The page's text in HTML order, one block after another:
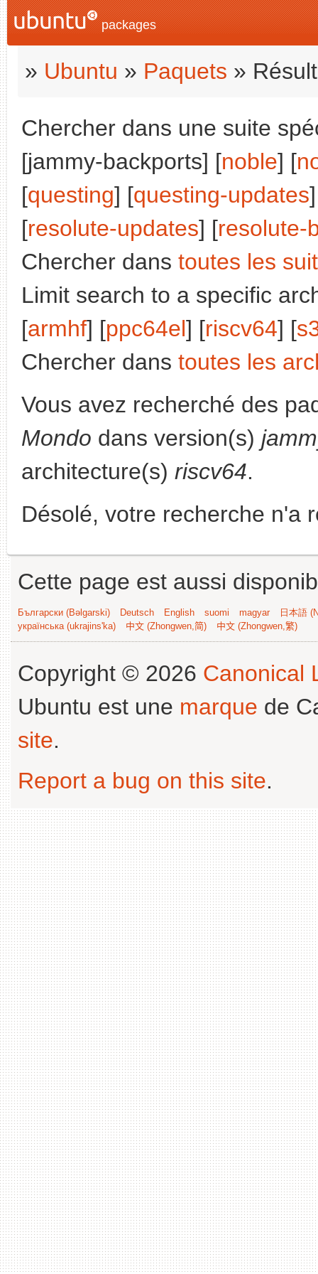
packages
» Ubuntu » Paquets »
Chercher dans une suite
[jammy-backports] [noble] [
[questing] [questing-updates
[resolute-updates] [resolute-
Chercher dans toutes les
Limit search to a specific
[armhf] [ppc64el] [riscv64] [
Chercher dans toutes les
Vous avez recherché des
Mondo dans version(s)
architecture(s) riscv64.
Désolé, votre recherche n'a
Cette page est aussi
Български (Bəlgarski) Deutsch English suomi magyar
日本語
українська (ukrajins'ka)
中文 (Zhongwen,简) 中文 (Zhongwen,繁)
Copyright © 2026 Canonical
Ubuntu est une marque de
site.
Report a bug on this site.